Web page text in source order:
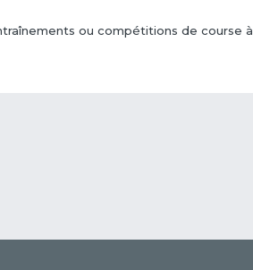
ou compétitions de course